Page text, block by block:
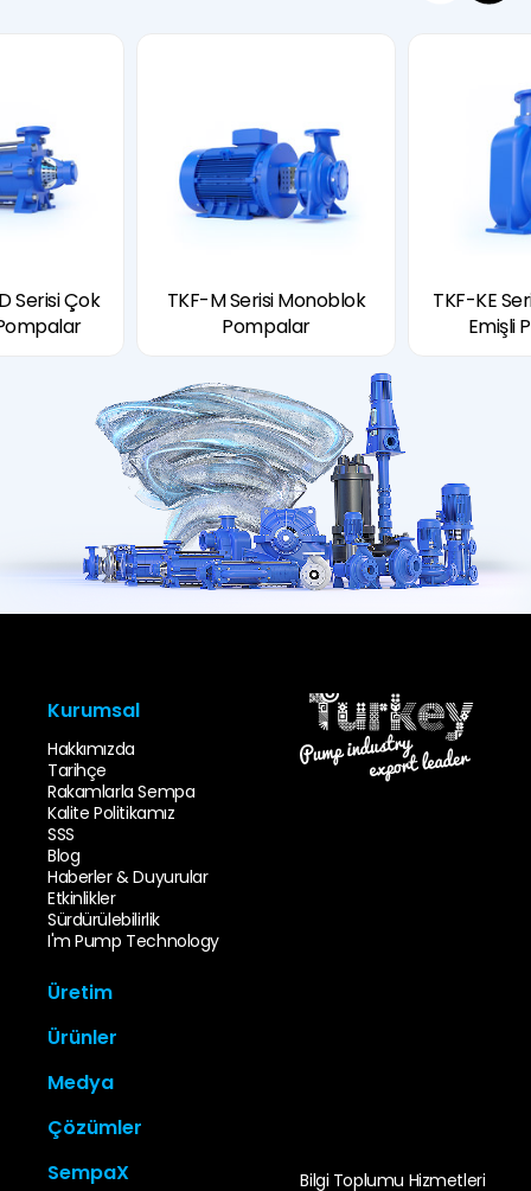
Serisi Çok
TKF-M Serisi Monoblok
Pompalar
TKF-KE
Emişli
Kurumsal
Hakkımızda
Tarihçe
Rakamlarla Sempa
Kalite Politikamız
SSS
Blog
Haberler & Duyurular
Etkinlikler
Sürdürülebilirlik
I'm Pump Technology
Üretim
İnovasyon & Tasarım
Kalıp Parkı
İşleme Parkı
Kalite Kontrol
TCO
Ürünler
Uçtan Emişli Pompalar
Çok Kademeli Pompalar
In-Line Pompalar
Pompalar
Medya
Katalog
Video Galeri
Kullanım Kılavuzları
Çözümler
Özel Alanlar
Altyapı-Üstyapı
SempaX
Bilgi Toplumu Hizmetleri